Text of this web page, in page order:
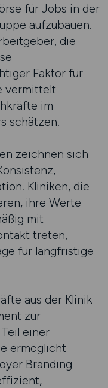
für Jobs in der
aufzubauen.
die
Faktor für
vermittelt
im
schätzen.
zeichnen sich
Kliniken, die
ihre Werte
mit
treten,
für langfristige
aus der Klinik
zur
einer
ermöglicht
Branding